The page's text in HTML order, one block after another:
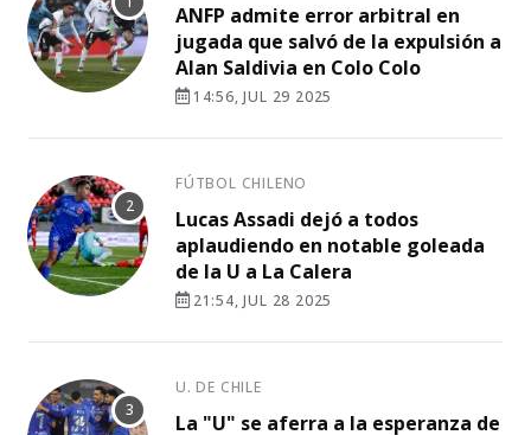
ANFP admite error arbitral en
jugada que salvó de la expulsión a
Alan Saldivia en Colo Colo
14:56, JUL 29 2025
FÚTBOL CHILENO
Lucas Assadi dejó a todos
aplaudiendo en notable goleada
de la U a La Calera
21:54, JUL 28 2025
U. DE CHILE
La "U" se aferra a la esperanza de